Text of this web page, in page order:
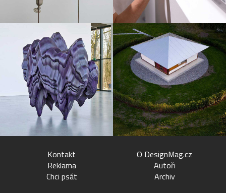
Kontakt
Reklama
Chci psát
O DesignMag.cz
Autoři
Archiv